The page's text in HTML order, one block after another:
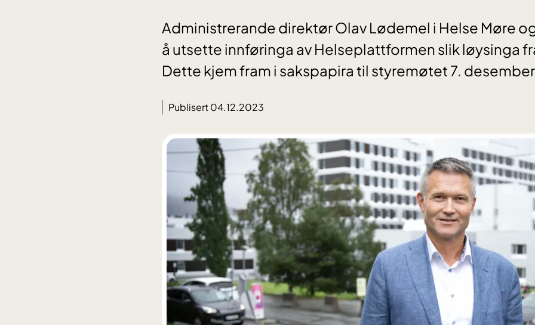
Administrerande direktør Olav Lødemel i Helse Møre
å utsette innføringa av Helseplattformen slik løysinga
Dette kjem fram i sakspapira til styremøtet 7.
Publisert 04.12.2023